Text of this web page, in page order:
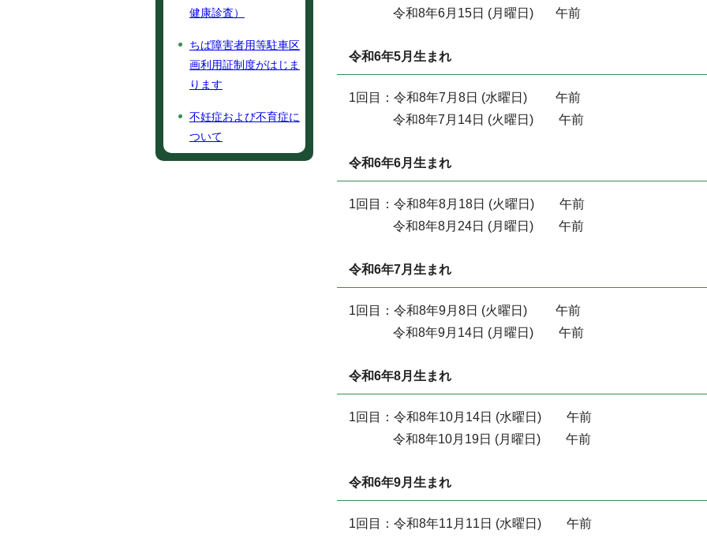
令和8年6月15日 (月曜日) 午前
令和6年5月生まれ
1回目：令和8年7月8日 (水曜日) 午前
令和8年7月14日 (火曜日) 午前
令和6年6月生まれ
1回目：令和8年8月18日 (火曜日) 午前
令和8年8月24日 (月曜日) 午前
令和6年7月生まれ
1回目：令和8年9月8日 (火曜日) 午前
令和8年9月14日 (月曜日) 午前
令和6年8月生まれ
1回目：令和8年10月14日 (水曜日) 午前
令和8年10月19日 (月曜日) 午前
令和6年9月生まれ
1回目：令和8年11月11日 (水曜日) 午前
健康診査）
ちば障害者用等駐車区
画利用証制度がはじま
ります
不妊症および不育症に
ついて